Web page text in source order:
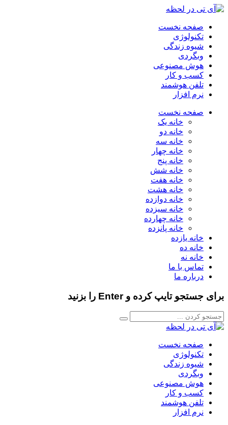
صفحه نخست
تکنولوژی
شیوه زندگی
وبگردی
هوش مصنوعی
کسب و کار
تلفن هوشمند
نرم افزار
صفحه نخست
خانه یک
خانه دو
خانه سه
خانه چهار
خانه پنج
خانه شش
خانه هفت
خانه هشت
خانه دوازده
خانه سیزده
خانه چهارده
خانه پانزده
خانه یازده
خانه ده
خانه نه
تماس با ما
درباره ما
برای جستجو تایپ کرده و Enter را بزنید
صفحه نخست
تکنولوژی
شیوه زندگی
وبگردی
هوش مصنوعی
کسب و کار
تلفن هوشمند
نرم افزار